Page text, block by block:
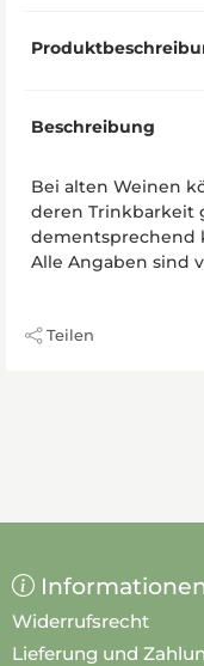
Beschreibung
Bei alten Weinen
deren Trinkbarkeit
dementsprechend
Alle Angaben sind
Teilen
Widerrufsrecht
Lieferung und